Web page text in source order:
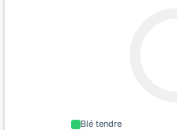
Blé tendre